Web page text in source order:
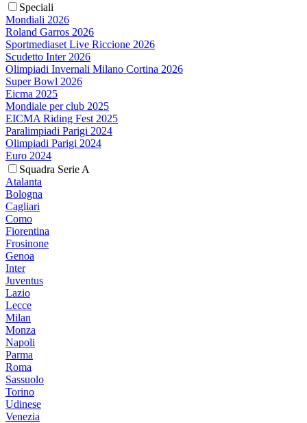
Speciali
Mondiali 2026
Roland Garros 2026
Sportmediaset Live Riccione 2026
Scudetto Inter 2026
Olimpiadi Invernali Milano Cortina 2026
Super Bowl 2026
Eicma 2025
Mondiale per club 2025
EICMA Riding Fest 2025
Paralimpiadi Parigi 2024
Olimpiadi Parigi 2024
Euro 2024
Squadra Serie A
Atalanta
Bologna
Cagliari
Como
Fiorentina
Frosinone
Genoa
Inter
Juventus
Lazio
Lecce
Milan
Monza
Napoli
Parma
Roma
Sassuolo
Torino
Udinese
Venezia